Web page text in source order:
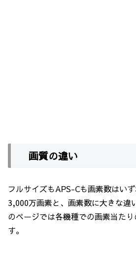
画質の違い
フルサイズもAPS-Cも画素数はい
3,000万画素と、画素数に大きな違
のページでは各機種での画素当た
す。